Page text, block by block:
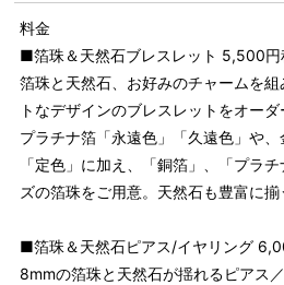
料金
■箔珠＆天然石ブレスレット 5,500円
箔珠と天然石、お好みのチャームを
トなデザインのブレスレットをオー
プラチナ箔「永遠色」「久遠色」や、
「定色」に加え、「銅箔」、「プラ
ズの箔珠をご用意。天然石も豊富に揃
■箔珠＆天然石ピアス/イヤリング
8mmの箔珠と天然石が揺れるピアス